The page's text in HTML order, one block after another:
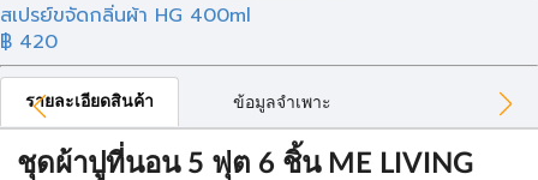
สเปรย์ขจัดกลิ่นผ้า HG 400ml
฿ 420
รายละเอียดสินค้า ข้อมูลจำเพาะ
ชุดผ้าปูที่นอน 5 ฟุต 6 ชิ้น ME LIVING